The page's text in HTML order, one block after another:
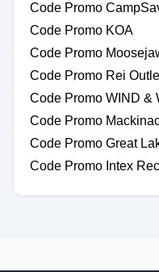
Code Promo
Code Promo KOA
Code Promo
Code Promo Rei
Code Promo WIND &
Code Promo
Code Promo Great
Code Promo Intex